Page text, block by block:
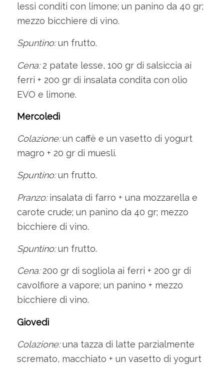
lessi conditi con limone; un panino da 40 gr;
mezzo bicchiere di vino.
Spuntino:un frutto.
Cena:2 patate lesse, 100 gr di salsiccia ai
ferri + 200 gr di insalata condita con olio
EVO e limone.
Mercoledì
Colazione:un caffè e un vasetto di yogurt
magro + 20 gr di muesli.
Spuntino:un frutto.
Pranzo:insalata di farro + una mozzarella e
carote crude; un panino da 40 gr; mezzo
bicchiere di vino.
Spuntino:un frutto.
Cena:200 gr di sogliola ai ferri + 200 gr di
cavolfiore a vapore; un panino + mezzo
bicchiere di vino.
Giovedì
Colazione:una tazza di latte parzialmente
scremato, macchiato + un vasetto di yogurt